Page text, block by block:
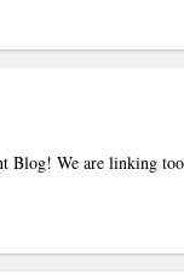
Blog! We are linking